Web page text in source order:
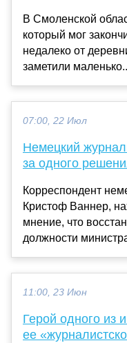
В Смоленской
который мог
недалеко от
заметили
07:00, 22 Июл
Немецкий
за одного
Корреспондент
Кристоф Ваннер,
мнение, что
должности
11:00, 23 Июн
Герой одного из
ее